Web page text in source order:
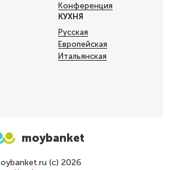
Конференция
КУХНЯ
Русская
Европейская
Итальянская
moybanket
(с) 2026